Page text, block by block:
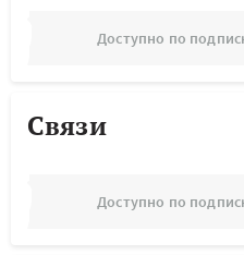
Доступно по
Связи
Доступно по